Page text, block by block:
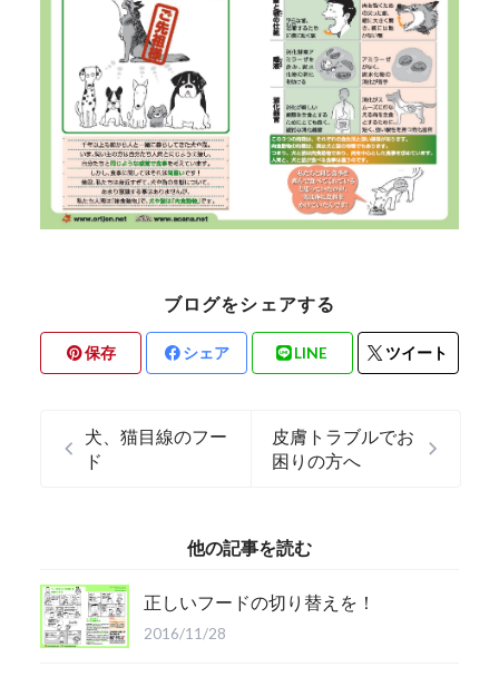
ブログをシェアする
保存 シェア LINE ツイート
犬、猫目線のフー
ド
皮膚トラブルでお
困りの方へ
他の記事を読む
正しいフードの切り替えを！
2016/11/28